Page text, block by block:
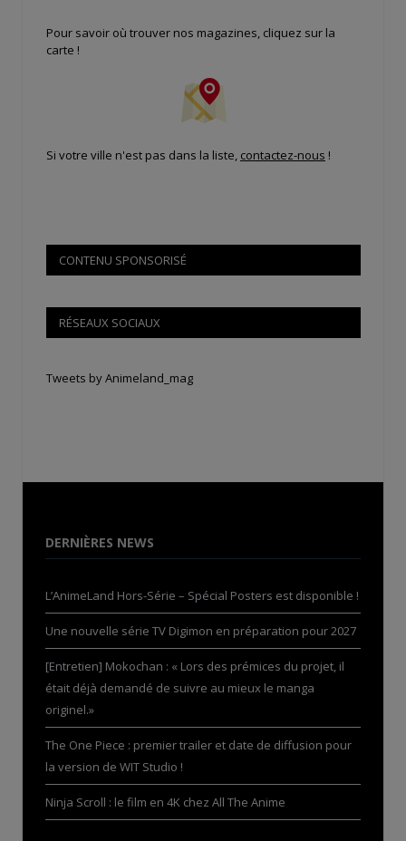
Pour savoir où trouver nos magazines, cliquez sur la
carte !
Si votre ville n'est pas dans la liste, contactez-nous !
CONTENU SPONSORISÉ
RÉSEAUX SOCIAUX
Tweets by Animeland_mag
DERNIÈRES NEWS
L’AnimeLand Hors-Série – Spécial Posters est disponible !
Une nouvelle série TV Digimon en préparation pour 2027
[Entretien] Mokochan : « Lors des prémices du projet, il
était déjà demandé de suivre au mieux le manga
originel.»
The One Piece : premier trailer et date de diffusion pour
la version de WIT Studio !
Ninja Scroll : le film en 4K chez All The Anime